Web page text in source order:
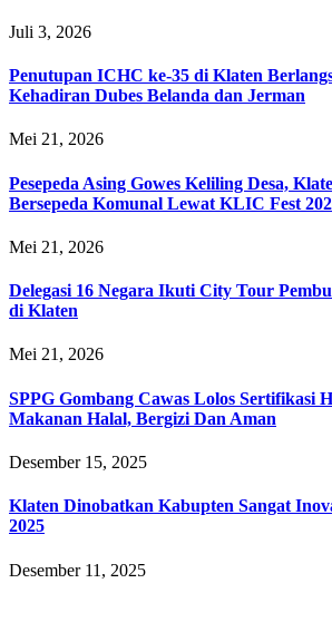
Juli 3, 2026
Penutupan ICHC ke-35 di Klaten
Kehadiran Dubes Belanda dan Jerman
Mei 21, 2026
Pesepeda Asing Gowes Keliling Desa,
Bersepeda Komunal Lewat KLIC Fest
Mei 21, 2026
Delegasi 16 Negara Ikuti City Tour
di Klaten
Mei 21, 2026
SPPG Gombang Cawas Lolos Sertifikasi
Makanan Halal, Bergizi Dan Aman
Desember 15, 2025
Klaten Dinobatkan Kabupten Sangat
2025
Desember 11, 2025